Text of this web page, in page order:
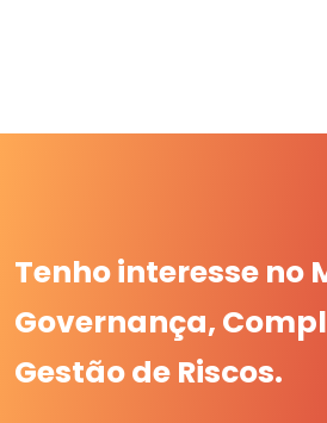
Tenho interesse no
Governança,
Gestão de Riscos.